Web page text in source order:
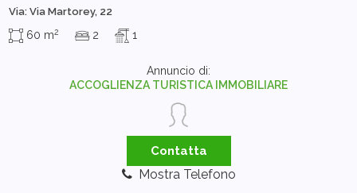
Via: Via Martorey, 22
60 m2 2 1
Annuncio di:
ACCOGLIENZA TURISTICA IMMOBILIARE
Contatta
Mostra Telefono